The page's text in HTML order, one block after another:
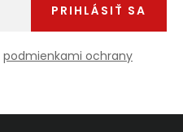
podmienkami ochrany
PRIHLÁSIŤ SA